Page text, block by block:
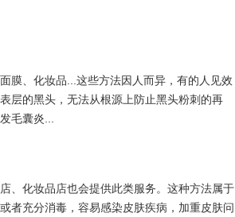
膜、化妆品...这些方法因人而异，有的人见效
层的黑头，无法从根源上防止黑头粉刺的再
毛囊炎...
、化妆品店也会提供此类服务。这种方法属于
者充分消毒，容易感染皮肤疾病，加重皮肤问